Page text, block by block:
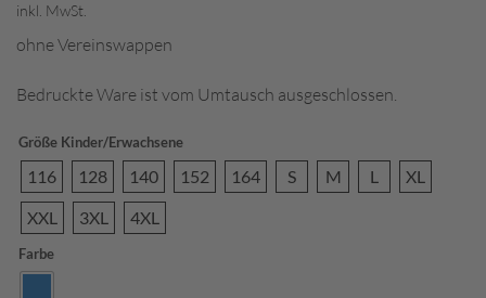
inkl. MwSt.
ohne Vereinswappen
Bedruckte Ware ist vom Umtausch ausgeschlossen.
Größe Kinder/Erwachsene
116 128 140 152 164 S M L
XL
XXL
3XL 4XL
Farbe